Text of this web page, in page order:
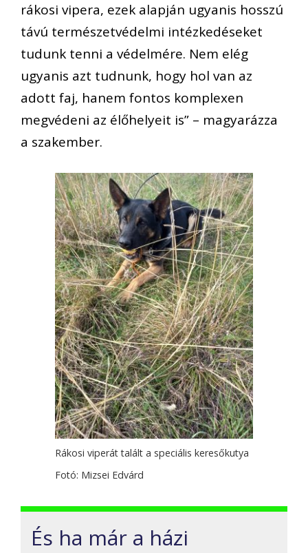
rákosi vipera, ezek alapján ugyanis hosszú
távú természetvédelmi intézkedéseket
tudunk tenni a védelmére. Nem elég
ugyanis azt tudnunk, hogy hol van az
adott faj, hanem fontos komplexen
megvédeni az élőhelyeit is” – magyarázza
a szakember.
Rákosi viperát talált a speciális keresőkutya
Fotó: Mizsei Edvárd
És ha már a házi